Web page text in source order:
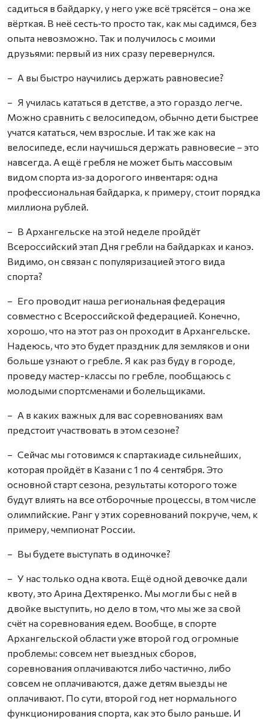
садиться в байдарку, у него уже всё трясётся – она же
вёрткая. В неё сесть‑то просто так, как мы садимся, без
опыта невозможно. Так и получилось с моими
друзьями: первый из них сразу перевернулся.
– А вы быстро научились держать равновесие?
– Я училась кататься в детстве, а это гораздо легче.
Можно сравнить с велосипедом, обычно дети быстрее
учатся кататься, чем взрослые. И так же как на
велосипеде, если научишься держать равновесие – это
навсегда. А ещё гребля не может быть массовым
видом спорта из‑за дорогого инвентаря: одна
профессиональная байдарка, к примеру, стоит порядка
миллиона рублей.
– В Архангельске на этой неделе пройдёт
Всероссийский этап Дня гребли на байдарках и каноэ.
Видимо, он связан с популяризацией этого вида
спорта?
– Его проводит наша региональная федерация
совместно с Всероссийской федерацией. Конечно,
хорошо, что на этот раз он проходит в Архангельске.
Надеюсь, что это будет праздник для земляков и они
больше узнают о гребле. Я как раз буду в городе,
проведу мастер-классы по гребле, пообщаюсь с
молодыми спортсменами и болельщиками.
– А в каких важных для вас соревнованиях вам
предстоит участвовать в этом сезоне?
– Сейчас мы готовимся к спартакиаде сильнейших,
которая пройдёт в Казани с 1 по 4 сентября. Это
основной старт сезона, результаты которого тоже
будут влиять на все отборочные процессы, в том числе
олимпийские. Ранг у этих соревнований покруче, чем, к
примеру, чемпионат России.
– Вы будете выступать в одиночке?
– У нас только одна квота. Ещё одной девочке дали
квоту, это Арина Дехтяренко. Мы могли бы с ней в
двойке выступить, но дело в том, что мы же за свой
счёт на соревнования едем. Вообще, в спорте
Архангельской области уже второй год огромные
проблемы: совсем нет выездных сборов,
соревнования оплачиваются либо частично, либо
совсем не оплачиваются, даже детям выезды не
оплачивают. По сути, второй год нет нормального
функционирования спорта, как это было раньше. И